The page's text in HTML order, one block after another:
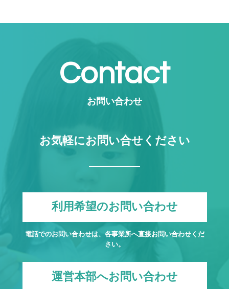
Contact
お問い合わせ
お気軽にお問い合せください
利用希望のお問い合わせ
電話でのお問い合わせは、各事業所へ直接お問い合わせくだ
さい。
運営本部へお問い合わせ